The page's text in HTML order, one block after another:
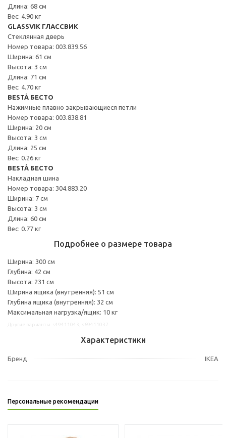
Длина: 68 см
Вес: 4.90 кг
GLASSVIK ГЛАССВИК
Стеклянная дверь
Номер товара: 003.839.56
Ширина: 61 см
Высота: 3 см
Длина: 71 см
Вес: 4.70 кг
BESTÅ БЕСТО
Нажимные плавно закрывающиеся петли
Номер товара: 003.838.81
Ширина: 20 см
Высота: 3 см
Длина: 25 см
Вес: 0.26 кг
BESTÅ БЕСТО
Накладная шина
Номер товара: 304.883.20
Ширина: 7 см
Высота: 3 см
Длина: 60 см
Вес: 0.77 кг
Подробнее о размере товара
Ширина: 300 см
Глубина: 42 см
Высота: 231 см
Ширина ящика (внутренняя): 51 см
Глубина ящика (внутренняя): 32 см
Максимальная нагрузка/ящик: 10 кг
Характеристики
Бренд IKEA
Персональные рекомендации